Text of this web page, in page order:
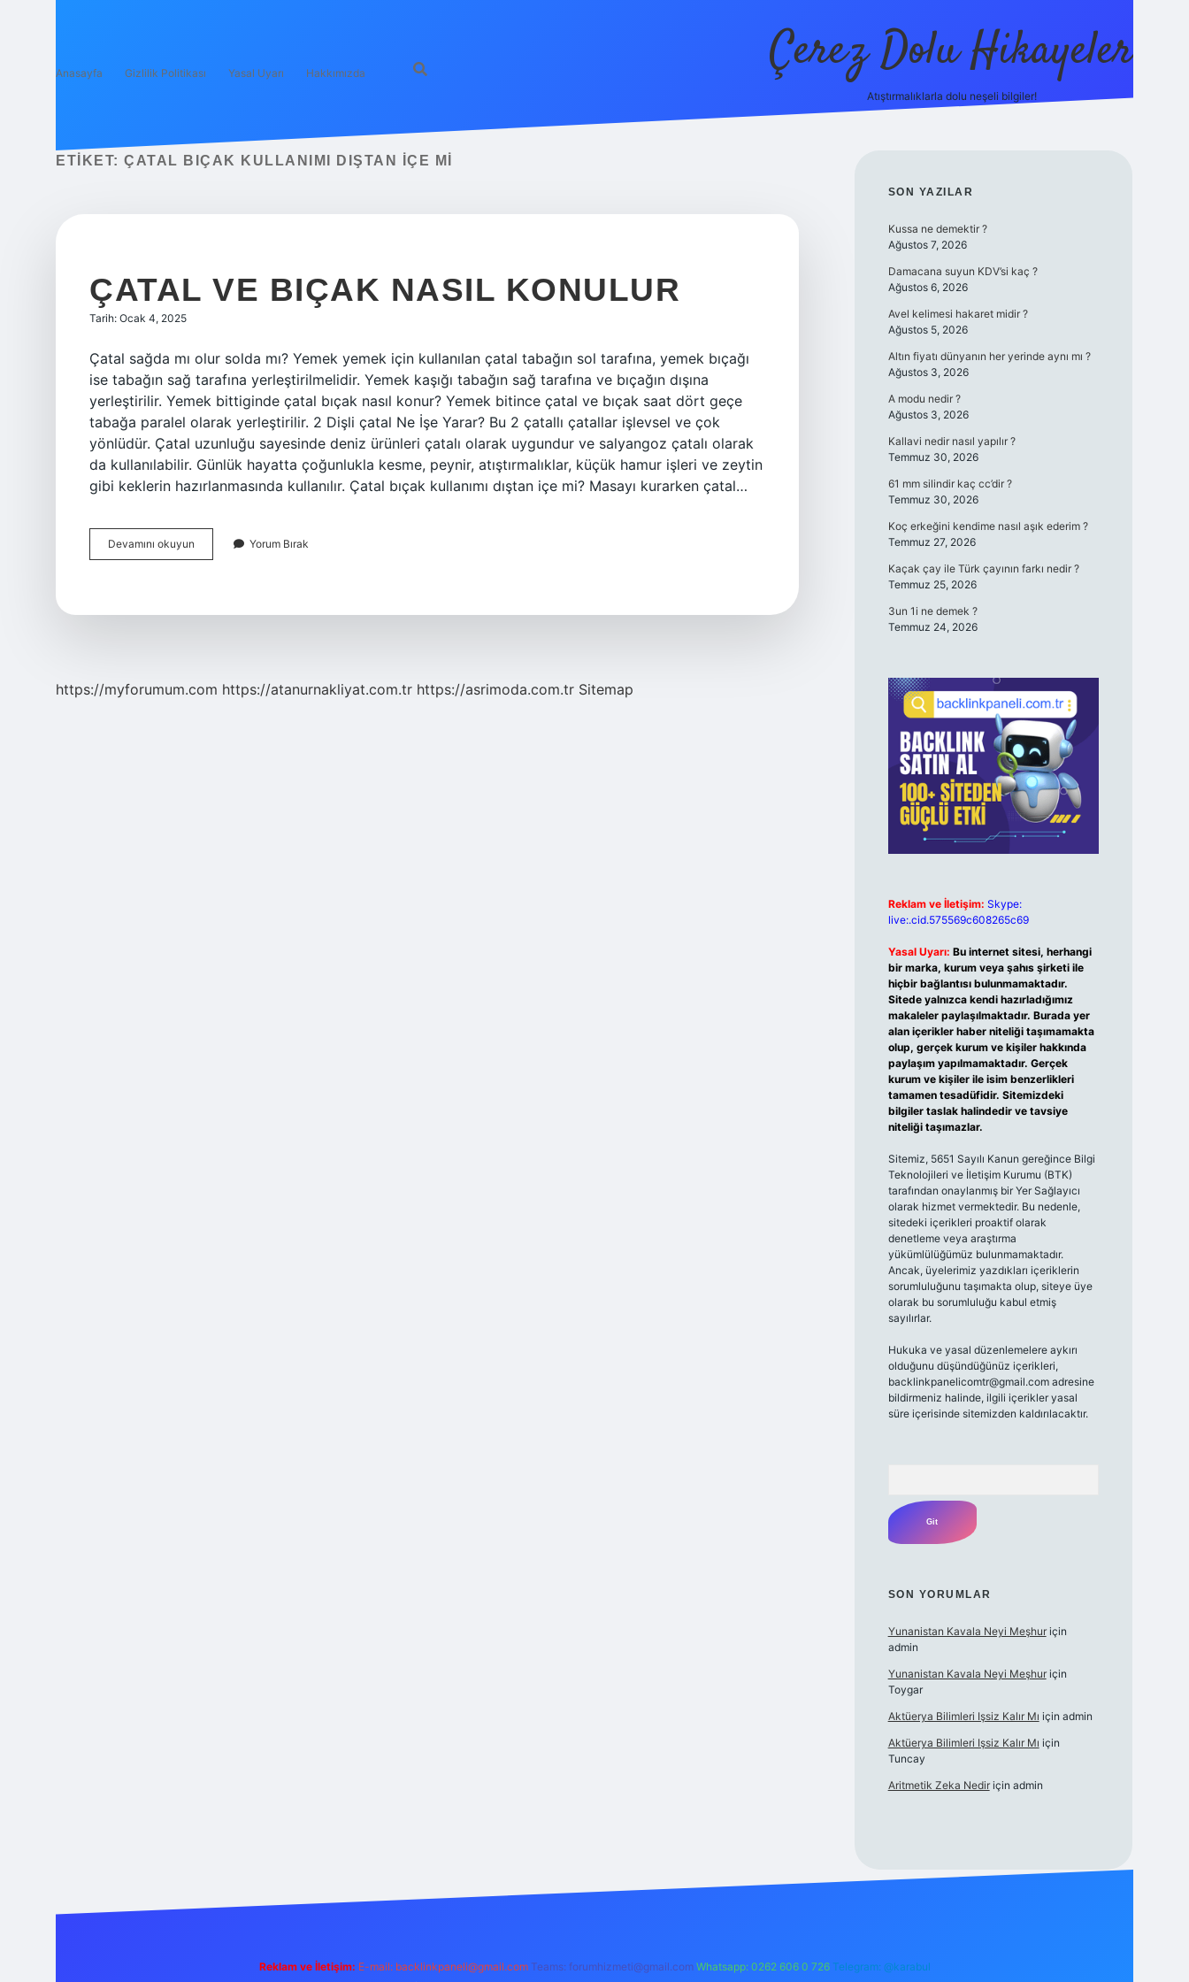
Anasayfa Gizlilik Politikası Yasal Uyarı Hakkımızda Çerez Dolu Hikayeler
Atıştırmalıklarla dolu neşeli bilgiler!
ETIKET: ÇATAL BIÇAK KULLANIMI DIŞTAN IÇE MI
ÇATAL VE BIÇAK NASIL KONULUR
Tarih: Ocak 4, 2025
Çatal sağda mı olur solda mı? Yemek yemek için kullanılan çatal tabağın sol tarafına, yemek bıçağı
ise tabağın sağ tarafına yerleştirilmelidir. Yemek kaşığı tabağın sağ tarafına ve bıçağın dışına
yerleştirilir. Yemek bittiginde çatal bıçak nasıl konur? Yemek bitince çatal ve bıçak saat dört geçe
tabağa paralel olarak yerleştirilir. 2 Dişli çatal Ne İşe Yarar? Bu 2 çatallı çatallar işlevsel ve çok
yönlüdür. Çatal uzunluğu sayesinde deniz ürünleri çatalı olarak uygundur ve salyangoz çatalı olarak
da kullanılabilir. Günlük hayatta çoğunlukla kesme, peynir, atıştırmalıklar, küçük hamur işleri ve zeytin
gibi keklerin hazırlanmasında kullanılır. Çatal bıçak kullanımı dıştan içe mi? Masayı kurarken çatal…
Devamını okuyun
Ve
Yorum Bırak
https://myforumum.com https://atanurnakliyat.com.tr https://asrimoda.com.tr Sitemap
SIDEBAR
SON YAZILAR
Kussa ne demektir ?
Ağustos 7, 2026
Damacana suyun KDV’si kaç ?
Ağustos 6, 2026
Avel kelimesi hakaret midir ?
Ağustos 5, 2026
Altın fiyatı dünyanın her yerinde aynı mı ?
Ağustos 3, 2026
A modu nedir ?
Ağustos 3, 2026
Kallavi nedir nasıl yapılır ?
Temmuz 30, 2026
61 mm silindir kaç cc’dir ?
Temmuz 30, 2026
Koç erkeğini kendime nasıl aşık ederim ?
Temmuz 27, 2026
Kaçak çay ile Türk çayının farkı nedir ?
Temmuz 25, 2026
3un 1i ne demek ?
Temmuz 24, 2026
Reklam ve İletişim: Skype:
live:.cid.575569c608265c69
Yasal Uyarı: Bu internet sitesi, herhangi
bir marka, kurum veya şahıs şirketi ile
hiçbir bağlantısı bulunmamaktadır.
Sitede yalnızca kendi hazırladığımız
makaleler paylaşılmaktadır. Burada yer
alan içerikler haber niteliği taşımamakta
olup, gerçek kurum ve kişiler hakkında
paylaşım yapılmamaktadır. Gerçek
kurum ve kişiler ile isim benzerlikleri
tamamen tesadüfidir. Sitemizdeki
bilgiler taslak halindedir ve tavsiye
niteliği taşımazlar.
Sitemiz, 5651 Sayılı Kanun gereğince Bilgi
Teknolojileri ve İletişim Kurumu (BTK)
tarafından onaylanmış bir Yer Sağlayıcı
olarak hizmet vermektedir. Bu nedenle,
sitedeki içerikleri proaktif olarak
denetleme veya araştırma
yükümlülüğümüz bulunmamaktadır.
Ancak, üyelerimiz yazdıkları içeriklerin
sorumluluğunu taşımakta olup, siteye üye
olarak bu sorumluluğu kabul etmiş
sayılırlar.
Hukuka ve yasal düzenlemelere aykırı
olduğunu düşündüğünüz içerikleri,
backlinkpanelicomtr@gmail.comadresine
bildirmeniz halinde, ilgili içerikler yasal
süre içerisinde sitemizden kaldırılacaktır.
SON YORUMLAR
Yunanistan Kavala Neyi Meşhuriçin
admin
Yunanistan Kavala Neyi Meşhuriçin
Toygar
Aktüerya Bilimleri Işsiz Kalır Mı için admin
Aktüerya Bilimleri Işsiz Kalır Mı için
Tuncay
Aritmetik Zeka Nediriçin admin
Reklam ve İletişim: E-mail: backlinkpaneli@gmail.com Teams: forumhizmeti@gmail.com Whatsapp: 0262 606 0 726 Telegram: @karabul